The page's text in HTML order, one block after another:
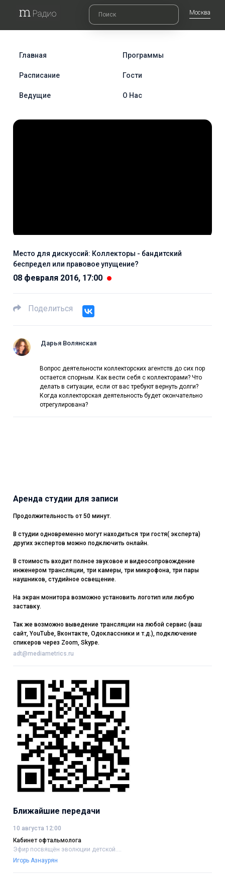
Москва
Главная Программы
Расписание Гости
Ведущие О Нас
Место для дискуссий: Коллекторы - бандитский
беспредел или правовое упущение?
08 февраля 2016, 17:00
Поделиться
Дарья Волянская
Вопрос деятельности коллекторских агентств до сих пор
остается спорным. Как вести себя с коллекторами? Что
делать в ситуации, если от вас требуют вернуть долги?
Когда коллекторская деятельность будет окончательно
отрегулирована?
Аренда студии для записи
Продолжительность от 50 минут.
В студии одновременно могут находиться три гостя( эксперта)
других экспертов можно подключить онлайн.
В стоимость входит полное звуковое и видеосопровождение
инженером трансляции, три камеры, три микрофона, три пары
наушников, студийное освещение.
На экран монитора возможно установить логотип или любую
заставку.
Так же возможно выведение трансляции на любой сервис (ваш
сайт, YouTube, Вконтакте, Одоклассники и т.д.), подключение
спикеров через Zoom, Skype.
adt@mediametrics.ru
Ближайшие передачи
10 августа 12:00
Кабинет офтальмолога
Эфир посвящён эволюции детской....
Игорь Азнаурян